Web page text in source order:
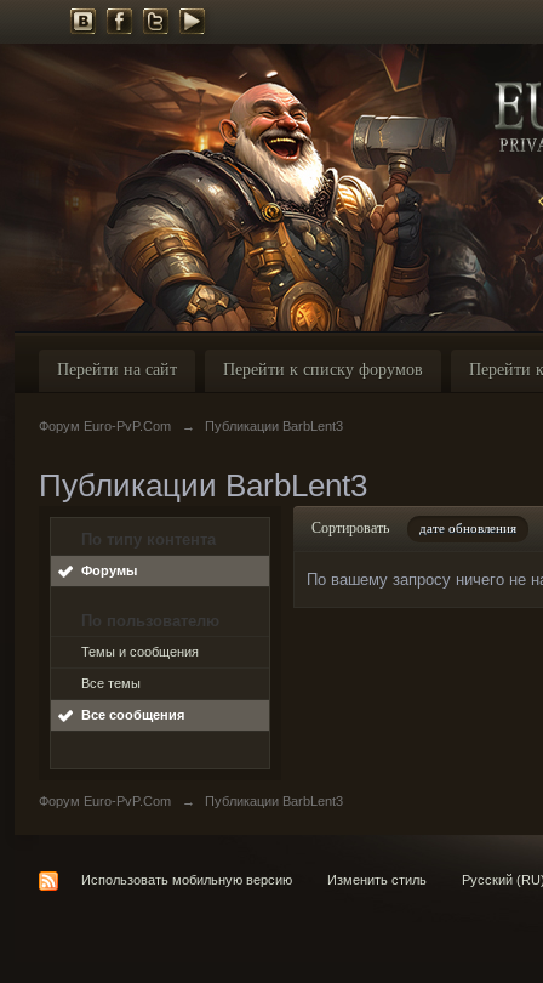
Перейти на сайт Перейти к списку форумов Перейти
Форум Euro-PvP.Com → Публикации BarbLent3
Публикации BarbLent3
По типу контента
Форумы
По пользователю
Темы и сообщения
Все темы
Все сообщения
Сортировать дате обновления
По вашему запросу ничего не
Форум Euro-PvP.Com → Публикации BarbLent3
Использовать мобильную версию Изменить стиль Русский